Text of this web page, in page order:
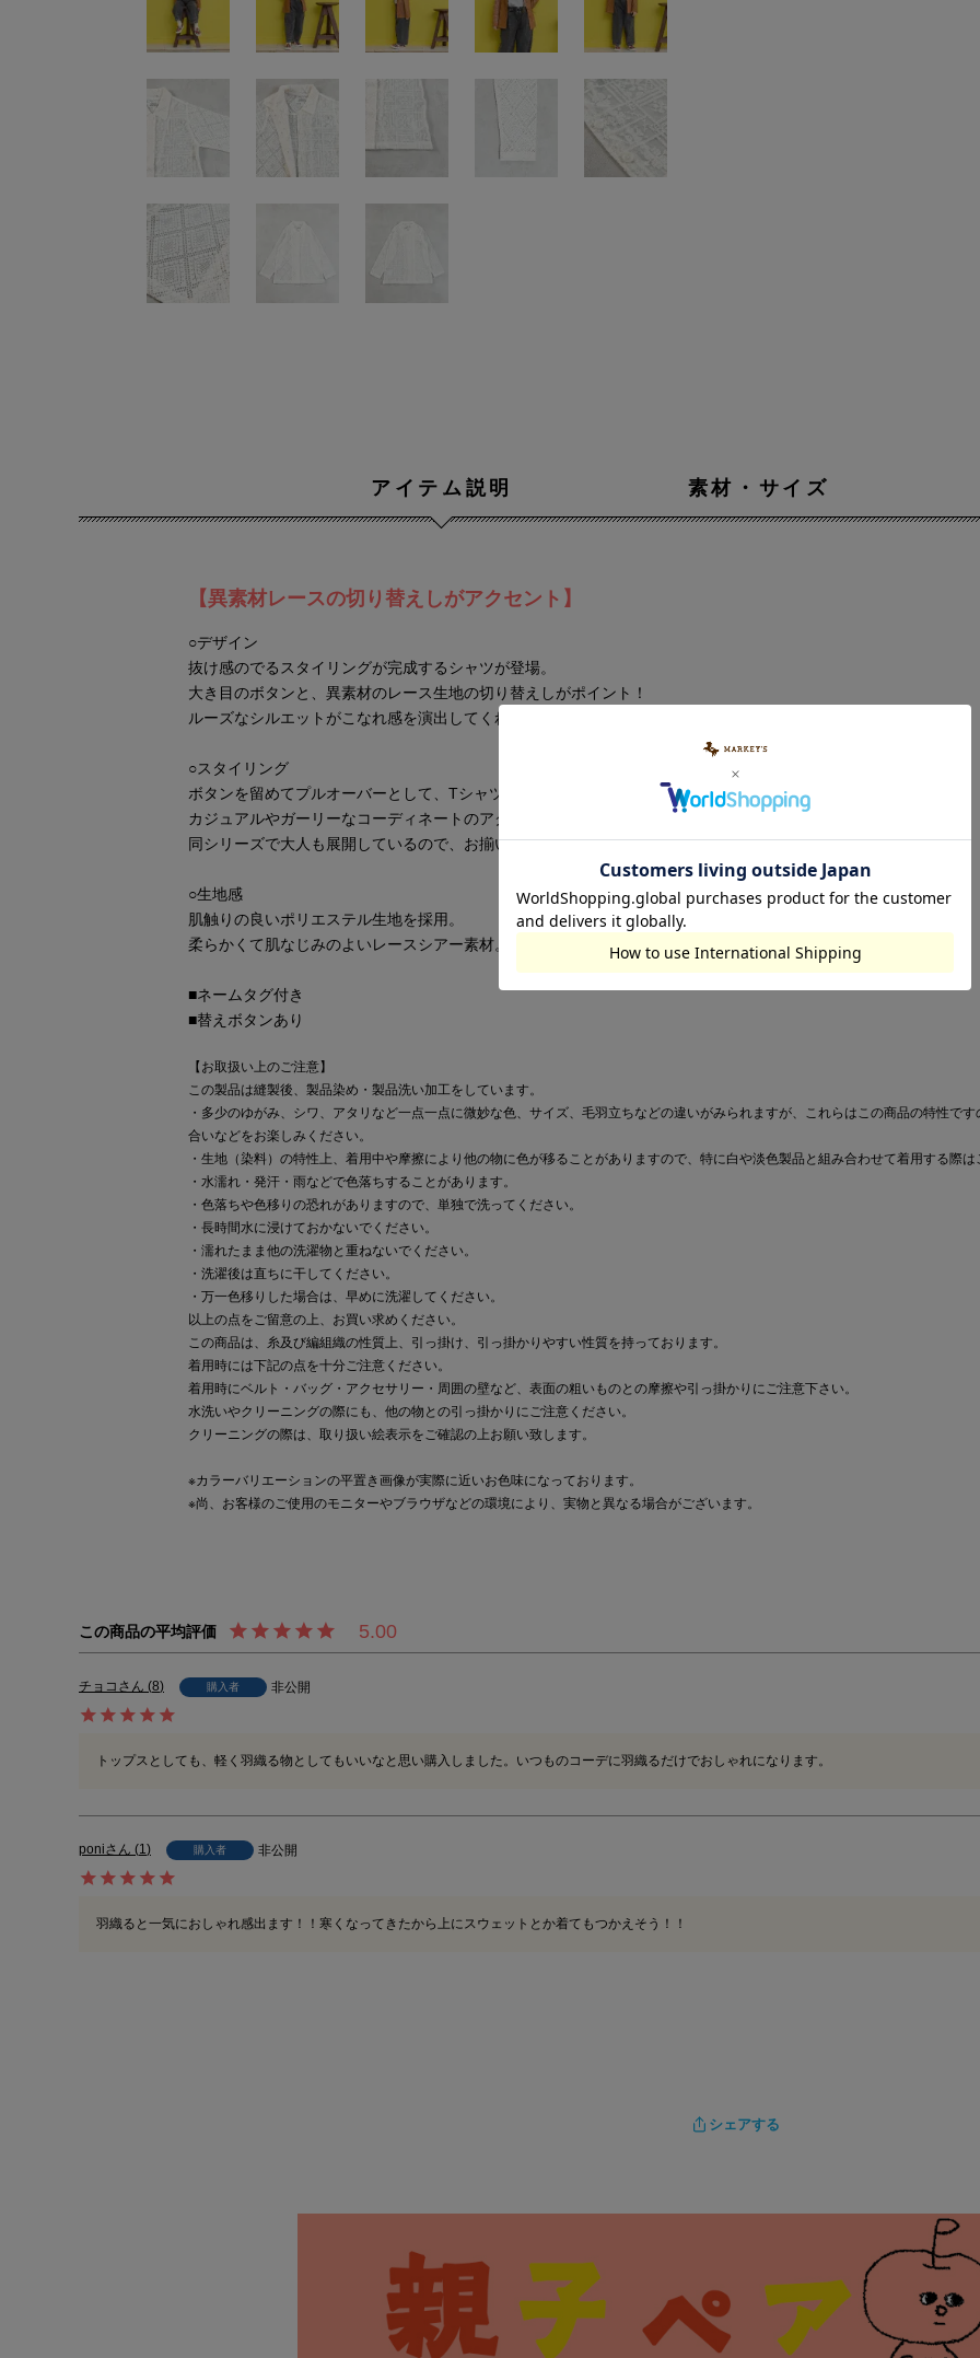
アイテム説明 素材・サイズ
【異素材レースの切り替えしがアクセント】
○デザイン
抜け感のでるスタイリングが完成するシャツが登場。
大き目のボタンと、異素材のレース生地の切り替えしがポイント！
ルーズなシルエットがこなれ感を演出してくれます。
○スタイリング
ボタンを留めてプルオーバーとして、Tシャツの上に羽織りとして、着回し力抜群の1着です！
カジュアルやガーリーなコーディネートのアクセントとしても活躍してくれるアイテムです。
同シリーズで大人も展開しているので、お揃いも可能です。
○生地感
肌触りの良いポリエステル生地を採用。
柔らかくて肌なじみのよいレースシアー素材。
■ネームタグ付き
■替えボタンあり
【お取扱い上のご注意】
この製品は縫製後、製品染め・製品洗い加工をしています。
・多少のゆがみ、シワ、アタリなど一点一点に微妙な色、サイズ、毛羽立ちなどの違いがみられますが、これらはこの商品の特性で
合いなどをお楽しみください。
・生地（染料）の特性上、着用中や摩擦により他の物に色が移ることがありますので、特に白や淡色製品と組み合わせて着用する際
・水濡れ・発汗・雨などで色落ちすることがあります。
・色落ちや色移りの恐れがありますので、単独で洗ってください。
・長時間水に浸けておかないでください。
・濡れたまま他の洗濯物と重ねないでください。
・洗濯後は直ちに干してください。
・万一色移りした場合は、早めに洗濯してください。
以上の点をご留意の上、お買い求めください。
この商品は、糸及び編組織の性質上、引っ掛け、引っ掛かりやすい性質を持っております。
着用時には下記の点を十分ご注意ください。
着用時にベルト・バッグ・アクセサリー・周囲の壁など、表面の粗いものとの摩擦や引っ掛かりにご注意下さい。
水洗いやクリーニングの際にも、他の物との引っ掛かりにご注意ください。
クリーニングの際は、取り扱い絵表示をご確認の上お願い致します。
※カラーバリエーションの平置き画像が実際に近いお色味になっております。
※尚、お客様のご使用のモニターやブラウザなどの環境により、実物と異なる場合がございます。
5.00
チョコ 8 購入者 非公開
トップスとしても、軽く羽織る物としてもいいなと思い購入しました。いつものコーデに羽織るだけでおしゃれになります。
poni 1 購入者 非公開
羽織ると一気におしゃれ感出ます！！寒くなってきたから上にスウェットとか着てもつかえそう！！
シェアする